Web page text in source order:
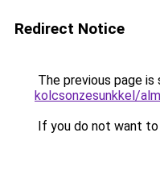
Redirect Notice
The previous page is
kolcsonzesunkkel/
If you do not want